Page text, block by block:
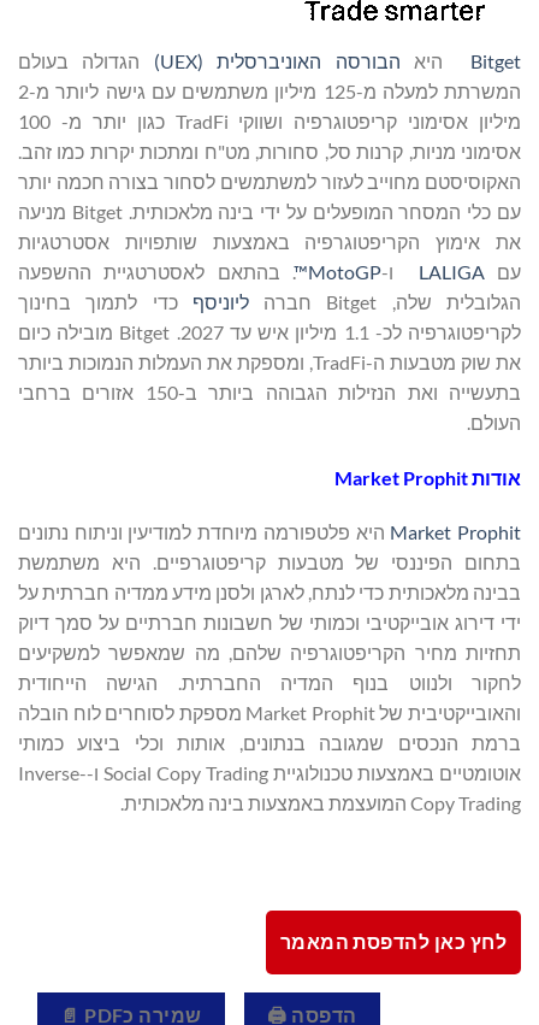
Bitget היא הבורסה האוניברסלית (UEX)
הגדולה בעולם
המשרתת למעלה מ-125 מיליון משתמשים עם גישה ליותר מ-2
מיליון אסימוני קריפטוגרפיה ושווקי TradFi כגון יותר מ- 100
אסימוני מניות, קרנות סל, סחורות, מט"ח ומתכות יקרות כמו זהב.
האקוסיסטם מחוייב לעזור למשתמשים לסחור בצורה חכמה יותר
עם כלי המסחר המופעלים על ידי בינה מלאכותית. Bitget מניעה
את אימוץ הקריפטוגרפיה באמצעות שותפויות אסטרטגיות
עם LALIGA ו-MotoGP™
. בהתאם לאסטרטגיית ההשפעה
הגלובלית שלה, Bitget חברה
ליוניסף כדי לתמוך בחינוך
לקריפטוגרפיה לכ- 1.1 מיליון איש עד 2027. Bitget מובילה כיום
את שוק מטבעות ה-TradFi, ומספקת את העמלות הנמוכות ביותר
בתעשייה ואת הנזילות הגבוהה ביותר ב-150 אזורים ברחבי
העולם.
אודותMarket Prophit
Market Prophit היא פלטפורמה מיוחדת למודיעין וניתוח נתונים
בתחום הפיננסי של מטבעות קריפטוגרפיים. היא משתמשת
בבינה מלאכותית כדי לנתח, לארגן ולסנן מידע ממדיה חברתית על
ידי דירוג אובייקטיבי וכמותי של חשבונות חברתיים על סמך דיוק
תחזיות מחיר הקריפטוגרפיה שלהם, מה שמאפשר למשקיעים
לחקור ולנווט בנוף המדיה החברתית. הגישה הייחודית
והאובייקטיבית של Market Prophit מספקת לסוחרים לוח הובלה
ברמת הנכסים שמגובה בנתונים, אותות וכלי ביצוע כמותי
אוטומטיים באמצעות טכנולוגיית Social Copy Trading ו-Inverse-
Copy Trading המועצמת באמצעות בינה מלאכותית.
לחץ כאן להדפסת המאמר
הדפסה 🖨 שמירה כPDF 📄